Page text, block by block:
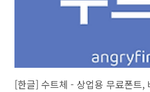
[한글] 수트체 - 상업용 무료폰트